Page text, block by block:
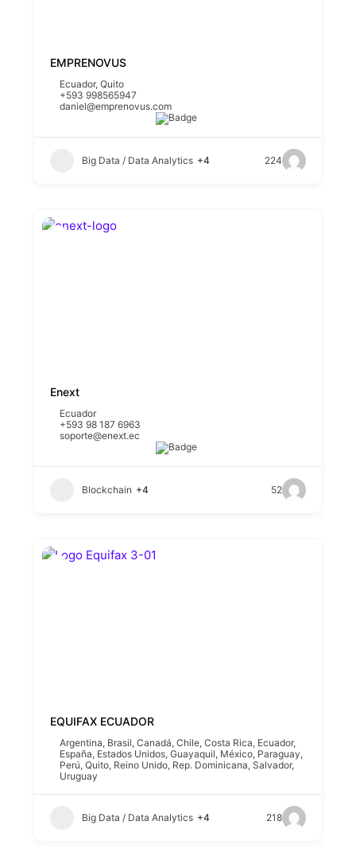
EMPRENOVUS
Ecuador,Quito
+593 998565947
daniel@emprenovus.com
Big Data / Data Analytics +4 224
Enext
Ecuador
+593 98 187 6963
soporte@enext.ec
Blockchain +4 52
EQUIFAX ECUADOR
Argentina, Brasil,Canadá,Chile,Costa Rica, Ecuador,
España, Estados Unidos,Guayaquil, México, Paraguay,
Perú,Quito, Reino Unido, Rep. Dominicana, Salvador,
Uruguay
Big Data / Data Analytics +4 218